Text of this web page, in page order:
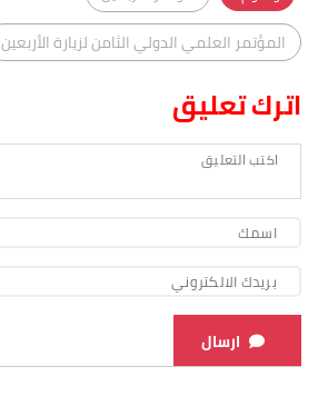
المؤتمر العلمي الدولي الثامن لزيارة الأربعين
اترك تعليق
ارسال